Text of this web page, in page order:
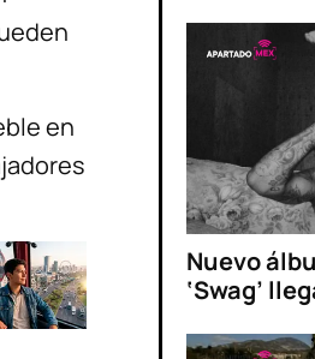
en
Nuevo
‘Swag’